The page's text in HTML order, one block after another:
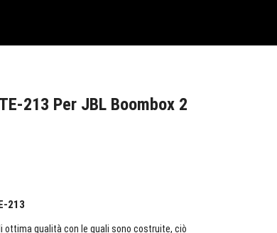
213 Per JBL Boombox 2
213
ottima qualità con le quali sono costruite, ciò